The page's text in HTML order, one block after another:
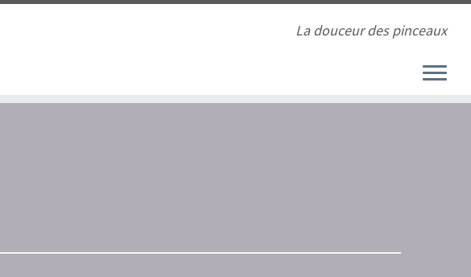
La douceur des pinceaux